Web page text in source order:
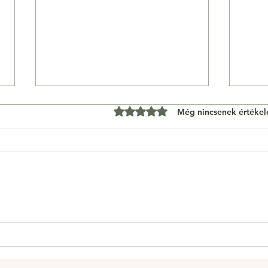
Ellenőrzött linkek a Hacoo-
az
0 csillagot kapott az 5-ből.
Még nincsenek